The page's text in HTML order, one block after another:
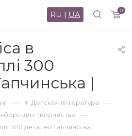
0
RU | UA
в
300
|
— 👨 Детская литература —
для творчества —
300 деталей.Гапчинська